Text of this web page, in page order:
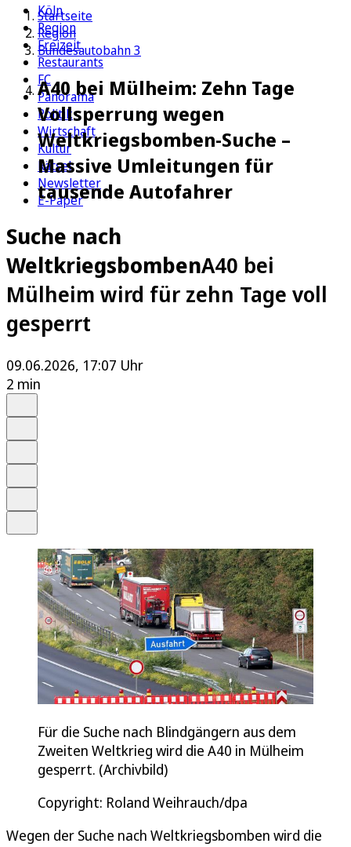
Köln
Region
Freizeit
Restaurants
FC
Panorama
Politik
Wirtschaft
Kultur
Rätsel
Newsletter
E-Paper
Startseite
Region
Bundesautobahn 3
A40 bei Mülheim: Zehn Tage
Vollsperrung wegen
Weltkriegsbomben-Suche –
Massive Umleitungen für
tausende Autofahrer
Suche nach
WeltkriegsbombenA40 bei
Mülheim wird für zehn Tage voll
gesperrt
09.06.2026, 17:07 Uhr
2 min
Für die Suche nach Blindgängern aus dem
Zweiten Weltkrieg wird die A40 in Mülheim
gesperrt. (Archivbild)
Copyright: Roland Weihrauch/dpa
Wegen der Suche nach Weltkriegsbomben wird die